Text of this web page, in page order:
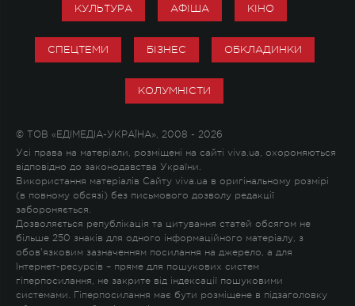
КУЛЬТУРА АФІША КІНО
СПЕЦТЕМИ БІЗНЕС ОБКЛАДИНКИ
КОЛУМНІСТИ
© ТОВ «ЕДІМЕДІА-УКРАЇНА», 2008 - 2026
Усі права на матеріали, розміщені на сайті viva.ua, охороняються
відповідно до законодавства України.
Використання матеріалів Сайту viva.ua в оригінальному розмірі
(в повному обсязі) без письмового дозволу редакції
забороняється.
Дозволяється републікація та цитування статей обсягом не
більше 250 знаків для одного інформаційного матеріалу, з
обов'язковим зазначенням посилання на джерело, а для
Інтернет-ресурсів – пряме для пошукових систем
гіперпосилання, не закрите від індексації пошуковими
системами. Гіперпосилання має бути розміщене в підзаголовку